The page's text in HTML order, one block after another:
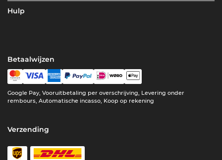
Hulp
Betaalwijzen
Google Pay, Vooruitbetaling per overschrijving, Levering onder
rembours, Automatische incasso, Koop op rekening
Verzending